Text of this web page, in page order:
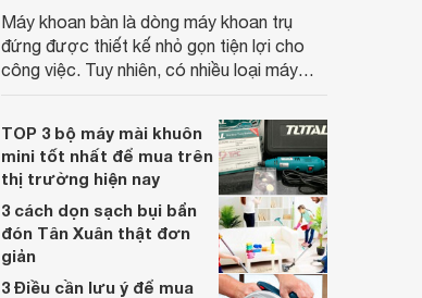
Máy khoan bàn là dòng máy khoan trụ
đứng được thiết kế nhỏ gọn tiện lợi cho
công việc. Tuy nhiên, có nhiều loại máy
khoăn không biết chọn lựa model nào?
Vậy, có thể tham khảo top sản phẩm dưới
đây.
TOP 3 bộ máy mài khuôn
mini tốt nhất để mua trên
thị trường hiện nay
3 cách dọn sạch bụi bẩn
đón Tân Xuân thật đơn
giản
3 Điều cần lưu ý để mua